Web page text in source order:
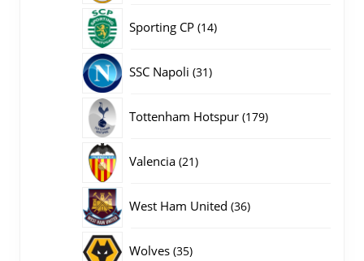
Sporting CP 1414
SSC Napoli 3131
Tottenham Hotspur 179179
Valencia 2121
West Ham United 3636
Wolves 3535